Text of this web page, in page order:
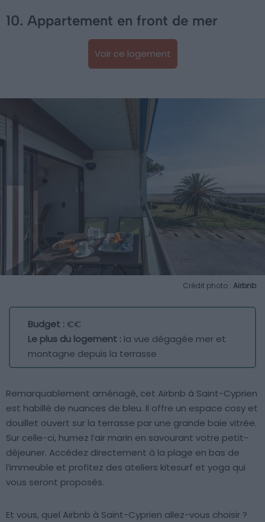
10. Appartement en front de mer
Voir ce logement
Crédit photo : Airbnb
Budget :€€
Le plus du logement : la vue dégagée mer et
montagne depuis la terrasse
Remarquablement aménagé, cet Airbnb à Saint-Cyprien
est habillé de nuances de bleu. Il offre un espace cosy et
douillet ouvert sur la terrasse par une grande baie vitrée.
Sur celle-ci, humez l’air marin en savourant votre petit-
déjeuner. Accédez directement à la plage en bas de
l’immeuble et profitez des ateliers kitesurf et yoga qui
vous seront proposés.
Et vous, quel Airbnb à Saint-Cyprien allez-vous choisir ?